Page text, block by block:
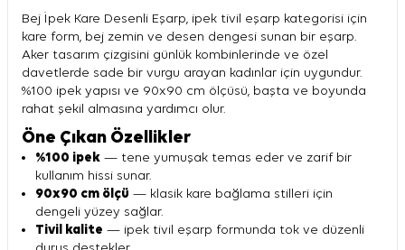
Bej İpek Kare Desenli Eşarp, ipek tivil eşarp kategorisi için
kare form, bej zemin ve desen dengesi sunan bir eşarp.
Aker tasarım çizgisini günlük kombinlerinde ve özel
davetlerde sade bir vurgu arayan kadınlar için uygundur.
%100 ipek yapısı ve 90x90 cm ölçüsü, başta ve boyunda
rahat şekil almasına yardımcı olur.
Öne Çıkan Özellikler
%100 ipek — tene yumuşak temas eder ve zarif bir
kullanım hissi sunar.
90x90 cm ölçü — klasik kare bağlama stilleri için
dengeli yüzey sağlar.
Tivil kalite — ipek tivil eşarp formunda tok ve düzenli